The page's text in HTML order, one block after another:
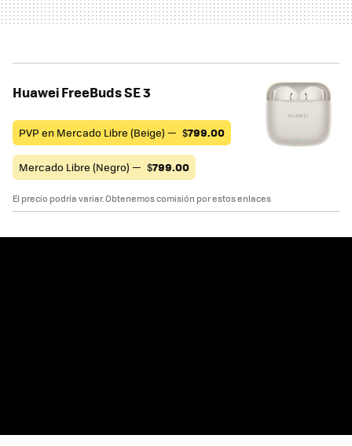
Huawei FreeBuds SE 3
PVP en Mercado Libre (Beige) — $799.00
Mercado Libre (Negro) — $799.00
El precio podría variar. Obtenemos comisión por estos enlaces